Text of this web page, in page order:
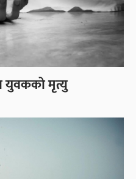
युवकको मृत्यु